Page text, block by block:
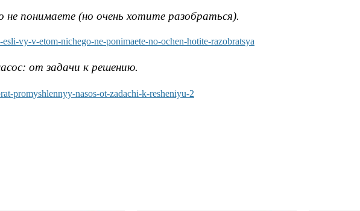
не понимаете (но очень хотите разобраться).
vy-v-etom-nichego-ne-ponimaete-no-ochen-hotite-razobratsya
от задачи к решению.
promyshlennyy-nasos-ot-zadachi-k-resheniyu-2